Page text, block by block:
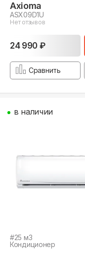
Axioma
ASX09D1U
Нет отзывов
24 990 ₽
Сравнить
#25 м3
Кондиционер
в наличии